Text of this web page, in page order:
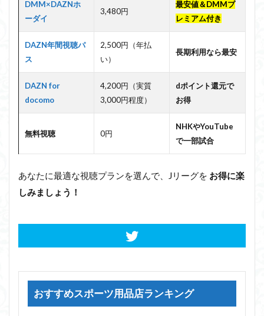
DMM×DAZNホ
ーダイ
3,480円
最安値＆DMMプ
レミアム付き
DAZN年間視聴パ
ス
2,500円（年払
い）
長期利用なら最安
DAZN for
docomo
4,200円（実質
3,000円程度）
dポイント還元で
お得
無料視聴 0円
NHKやYouTube
で一部試合
あなたに最適な視聴プランを選んで、Jリーグを お得に楽
しみましょう！
おすすめスポーツ用品店ランキング